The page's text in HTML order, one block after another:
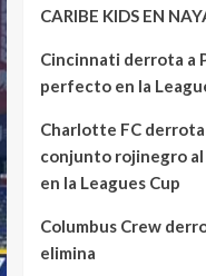
CARIBE KIDS EN
Cincinnati derrota a
perfecto en la
Charlotte FC derrota
conjunto rojinegro
en la Leagues Cup
Columbus Crew
elimina